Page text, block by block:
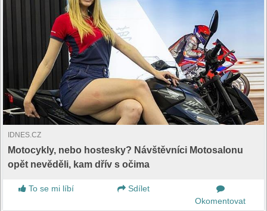
IDNES.CZ
Motocykly, nebo hostesky? Návštěvníci Motosalonu
opět nevěděli, kam dřív s očima
To se mi líbí
Sdílet
Okomentovat